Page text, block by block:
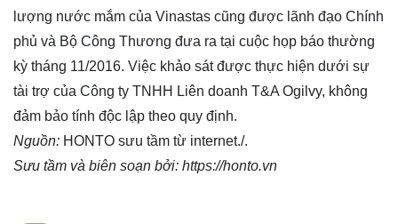
lượng nước mắm của Vinastas cũng được lãnh đạo Chính
phủ và Bộ Công Thương đưa ra tại cuộc họp báo thường
kỳ tháng 11/2016. Việc khảo sát được thực hiện dưới sự
tài trợ của Công ty TNHH Liên doanh T&A Ogilvy, không
đảm bảo tính độc lập theo quy định.
Nguồn: HONTO sưu tầm từ internet./.
Sưu tầm và biên soạn bởi: https://honto.vn